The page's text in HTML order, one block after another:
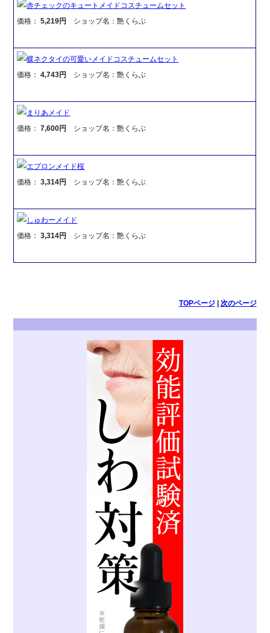
赤チェックのキュートメイドコスチュームセット
価格：5,219円 ショップ名：艶くらぶ
蝶ネクタイの可愛いメイドコスチュームセット
価格：4,743円 ショップ名：艶くらぶ
まりあメイド
価格：7,600円 ショップ名：艶くらぶ
エプロンメイド桜
価格：3,314円 ショップ名：艶くらぶ
しゅわーメイド
価格：3,314円 ショップ名：艶くらぶ
TOPページ| 次のページ